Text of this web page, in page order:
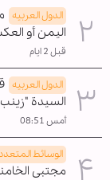
الدول العربیه
اليمن أو
قبل 2 ايام
الدول العربیه
السيدة
أمس 08:51
الوسائط
مجتبى